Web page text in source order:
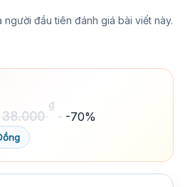
người đầu tiên đánh giá bài viết này.
38.000
₫
-70%